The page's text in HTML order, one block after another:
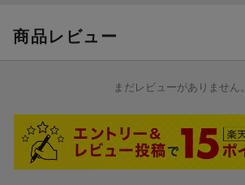
商品レビュー
まだレビューがありません。